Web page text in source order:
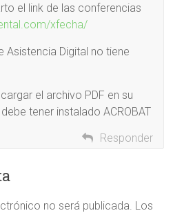
el link de las conferencias
xfecha/
Asistencia Digital no tiene
el archivo PDF en su
tener instalado ACROBAT
Responder
no será publicada. Los